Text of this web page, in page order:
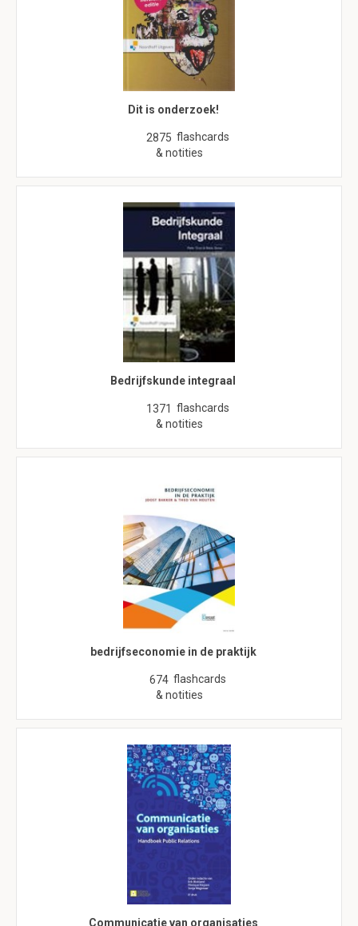
Dit is onderzoek!
2875 flashcards
& notities
Bedrijfskunde integraal
1371 flashcards
& notities
bedrijfseconomie in de praktijk
674 flashcards
& notities
Communicatie van organisaties